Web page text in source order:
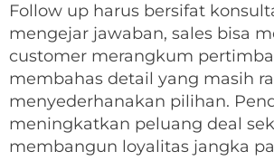
Follow up harus bersifat
mengejar jawaban, sales bisa
customer merangkum
membahas detail yang masih
menyederhanakan pilihan.
meningkatkan peluang deal
membangun loyalitas jangka